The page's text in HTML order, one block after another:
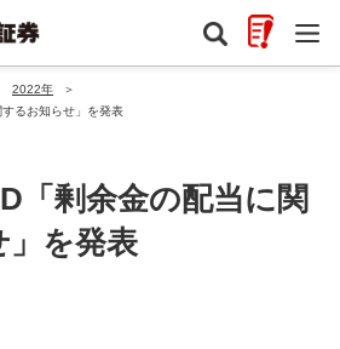
2022年
＞
るお知らせ」を発表
「剰余金の配当に関
を発表